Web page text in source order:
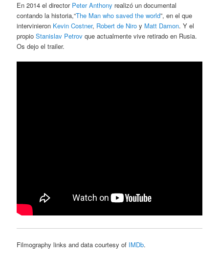
En 2014 el director Peter Anthony realizó un documental
contando la historia,“The Man who saved the world”, en el que
intervinieron Kevin Costner, Robert de Niro y Matt Damon. Y el
propioStanislav Petrov que actualmente vive retirado en Rusia.
Os dejo el trailer.
Filmography links and data courtesy of IMDb.